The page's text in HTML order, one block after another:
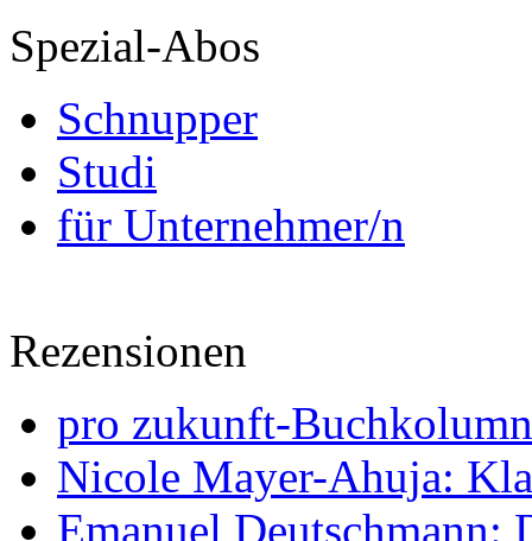
Spezial-Abos
Schnupper
Studi
für Unternehmer/n
Rezensionen
pro zukunft-
Nicole Mayer-Ahuja:
Emanuel Deutschmann: